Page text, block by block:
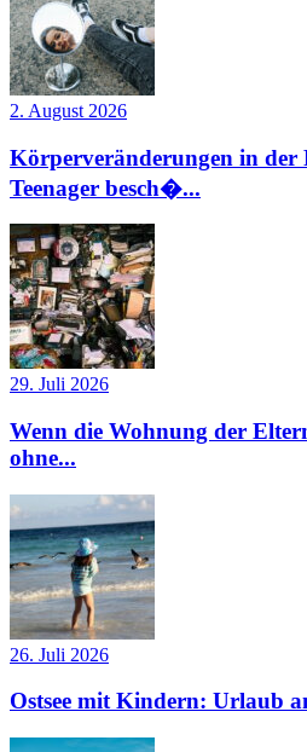
2. August 2026
Körperveränderungen in der
Teenager besch�...
29. Juli 2026
Wenn die Wohnung der
ohne...
26. Juli 2026
Ostsee mit Kindern: Urlaub